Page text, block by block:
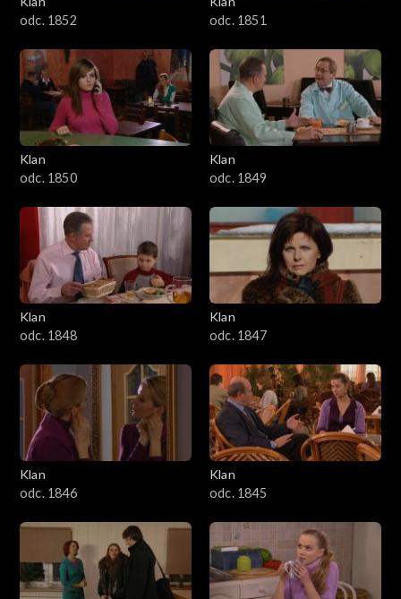
odc. 1852
odc. 1851
Klan
odc. 1850
Klan
odc. 1849
Klan
odc. 1848
Klan
odc. 1847
Klan
odc. 1846
Klan
odc. 1845